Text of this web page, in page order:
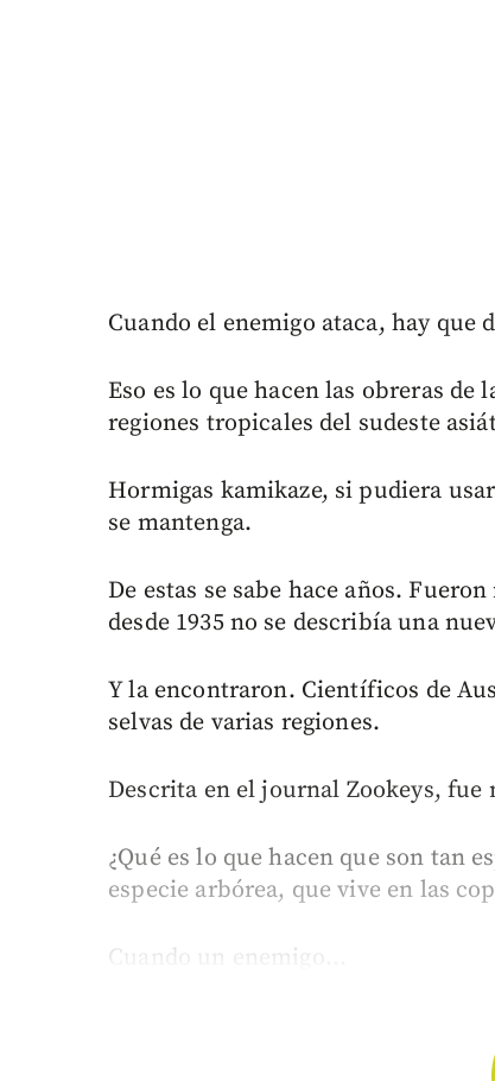
Cuando el enemigo ataca, hay que
Eso es lo que hacen las obreras
regiones tropicales del sudeste
Hormigas kamikaze, si pudiera
se mantenga.
De estas se sabe hace años.
desde 1935 no se describía una
Y la encontraron. Científicos de
selvas de varias regiones.
Descrita en el journal Zookeys,
¿Qué es lo que hacen que son tan
especie arbórea, que vive en las
Cuando un enemigo...